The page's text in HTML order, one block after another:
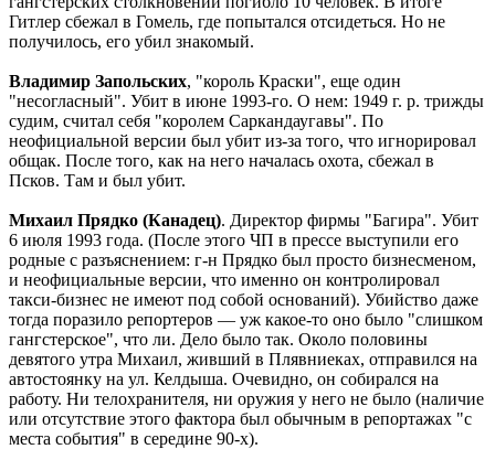
Гитлер сбежал в Гомель, где попытался отсидеться. Но не
получилось, его убил знакомый.
Владимир Запольских, "король Краски", еще один
"несогласный". Убит в июне 1993-го. О нем: 1949 г. р. трижды
судим, считал себя "королем Саркандаугавы". По
неофициальной версии был убит из-за того, что игнорировал
общак. После того, как на него началась охота, сбежал в
Псков. Там и был убит.
Михаил Прядко (Канадец). Директор фирмы "Багира". Убит
6 июля 1993 года. (После этого ЧП в прессе выступили его
родные с разъяснением: г-н Прядко был просто бизнесменом,
и неофициальные версии, что именно он контролировал
такси-бизнес не имеют под собой оснований). Убийство даже
тогда поразило репортеров — уж какое-то оно было "слишком
гангстерское", что ли. Дело было так. Около половины
девятого утра Михаил, живший в Плявниеках, отправился на
автостоянку на ул. Келдыша. Очевидно, он собирался на
работу. Ни телохранителя, ни оружия у него не было (наличие
или отсутствие этого фактора был обычным в репортажах "с
места события" в середине 90-х).